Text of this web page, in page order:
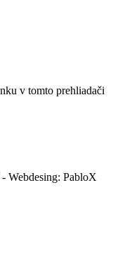
v tomto prehliadači
Webdesing: PabloX